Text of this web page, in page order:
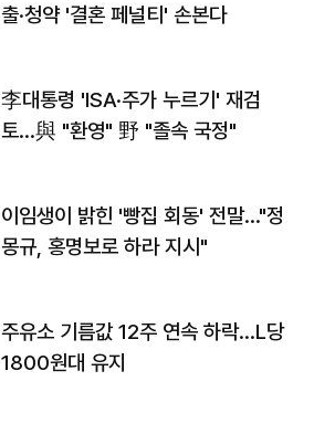
출·청약 '결혼 페널티' 손본다
李대통령 'ISA·주가 누르기' 재검
토…與 "환영" 野 "졸속 국정"
이임생이 밝힌 '빵집 회동' 전말…"정
몽규, 홍명보로 하라 지시"
주유소 기름값 12주 연속 하락…L당
1800원대 유지